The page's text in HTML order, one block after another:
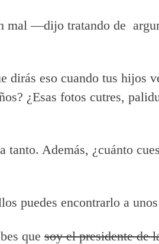
mal —dijo tratando de
eso cuando tus hijos
¿Esas fotos cutres,
Además, ¿cuánto
puedes encontrarlo a
que soy el presidente de